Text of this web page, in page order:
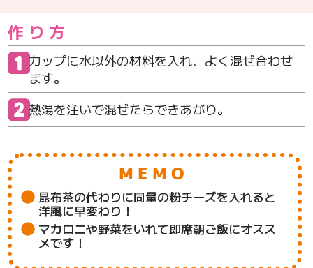
作り方
カップに水以外の材料を入れ、よく混ぜ合わせ
ます。
熱湯を注いで混ぜたらできあがり。
MEMO
昆布茶の代わりに同量の粉チーズを入れると
洋風に早変わり！
マカロニや野菜をいれて即席朝ご飯にオスス
メです！